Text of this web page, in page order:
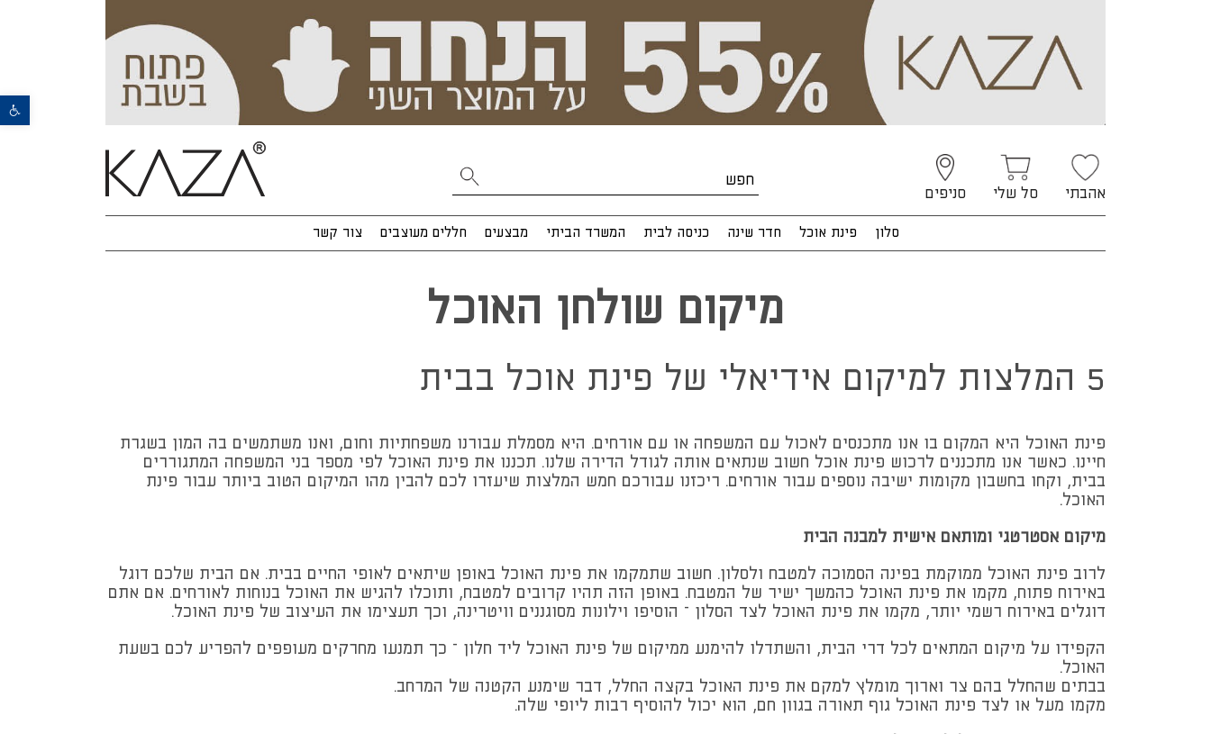
פתח סרגל נגישות
אהבתי סל שלי סניפים
סלון פינת אוכל חדר שינה כניסה לבית המשרד הביתי מבצעים חללים מעוצבים צור קשר
מיקום שולחן האוכל
5 המלצות למיקום אידיאלי של פינת אוכל בבית
פינת האוכל היא המקום בו אנו מתכנסים לאכול עם המשפחה או עם אורחים. היא מסמלת עבורנו משפחתיות וחום, ואנו משתמשים בה המון בשגרת
חיינו. כאשר אנו מתכננים לרכוש פינת אוכל חשוב שנתאים אותה לגודל הדירה שלנו. תכננו את פינת האוכל לפי מספר בני המשפחה המתגוררים
בבית, וקחו בחשבון מקומות ישיבה נוספים עבור אורחים. ריכזנו עבורכם חמש המלצות שיעזרו לכם להבין מהו המיקום הטוב ביותר עבור פינת
האוכל.
מיקום אסטרטגי ומותאם אישית למבנה הבית
לרוב פינת האוכל ממוקמת בפינה הסמוכה למטבח ולסלון. חשוב שתמקמו את פינת האוכל באופן שיתאים לאופי החיים בבית. אם הבית שלכם דוגל
באירוח פתוח, מקמו את פינת האוכל כהמשך ישיר של המטבח. באופן הזה תהיו קרובים למטבח, ותוכלו להגיש את האוכל בנוחות לאורחים. אם אתם
דוגלים באירוח רשמי יותר, מקמו את פינת האוכל לצד הסלון – הוסיפו וילונות מסוגננים וויטרינה, וכך תעצימו את העיצוב של פינת האוכל.
הקפידו על מיקום המתאים לכל דרי הבית, והשתדלו להימנע ממיקום של פינת האוכל ליד חלון – כך תמנעו מחרקים מעופפים להפריע לכם בשעת
האוכל.
בבתים שהחלל בהם צר וארוך מומלץ למקם את פינת האוכל בקצה החלל, דבר שימנע הקטנה של המרחב.
מקמו מעל או לצד פינת האוכל גוף תאורה בגוון חם, הוא יכול להוסיף רבות ליופי שלה.